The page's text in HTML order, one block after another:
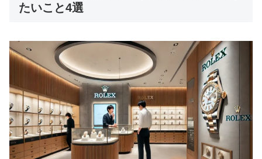
たいこと4選